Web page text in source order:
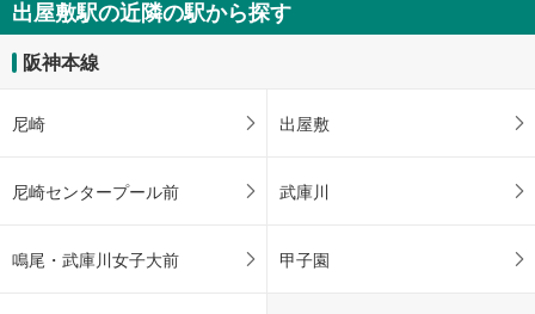
出屋敷駅の近隣の駅から探す
阪神本線
尼崎 出屋敷
尼崎センタープール前 武庫川
鳴尾・武庫川女子大前 甲子園